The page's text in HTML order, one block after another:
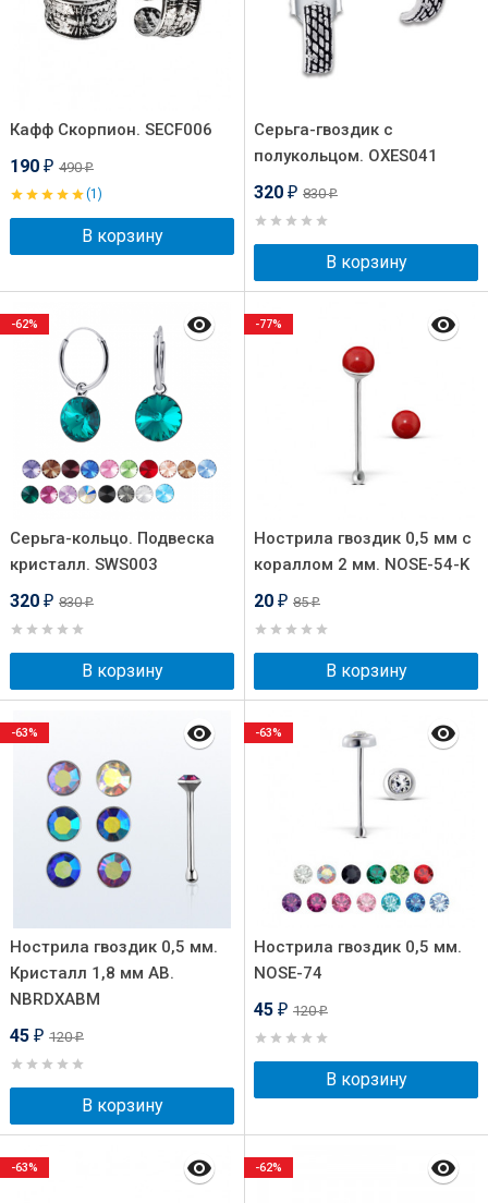
Кафф Скорпион. SECF006
190 ₽ 490₽
(1)
В корзину
Серьга-гвоздик с
полукольцом. OXES041
320 ₽ 830₽
В корзину
Серьга-кольцо. Подвеска
кристалл. SWS003
320 ₽ 830₽
В корзину
-62%
Нострила гвоздик 0,5 мм c
кораллом 2 мм. NOSE-54-K
20 ₽ 85₽
В корзину
-77%
Нострила гвоздик 0,5 мм.
Кристалл 1,8 мм AB.
NBRDXABM
45 ₽ 120₽
В корзину
-63%
Нострила гвоздик 0,5 мм.
NOSE-74
45 ₽ 120₽
В корзину
-63%
-63% -62%